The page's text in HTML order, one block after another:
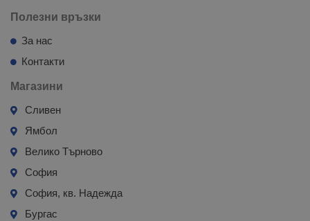
Полезни връзки
За нас
Контакти
Магазини
Сливен
Ямбол
Велико Търново
София
София, кв. Надежда
Бургас